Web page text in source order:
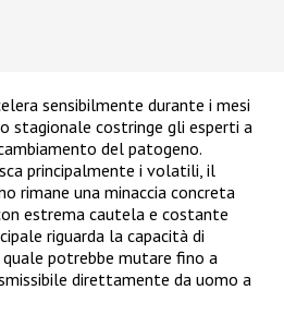
sensibilmente durante i mesi
stagionale costringe gli esperti a
del patogeno.
principalmente i volatili, il
rimane una minaccia concreta
estrema cautela e costante
riguarda la capacità di
potrebbe mutare fino a
direttamente da uomo a